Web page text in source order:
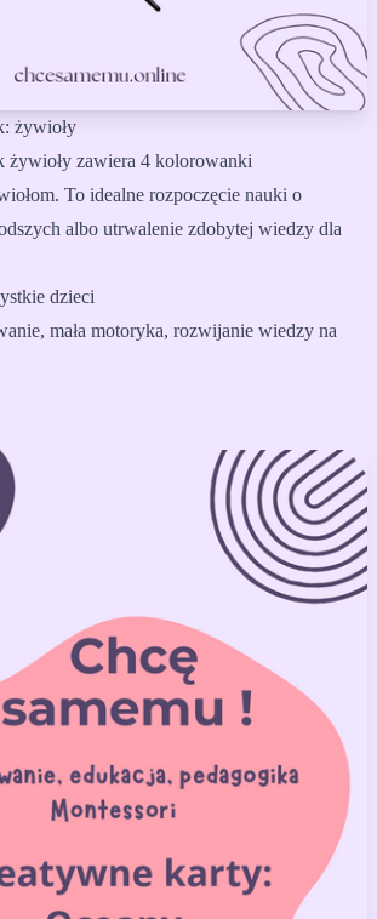
żywioły
żywioły zawiera 4 kolorowanki
To idealne rozpoczęcie nauki o
albo utrwalenie zdobytej wiedzy dla
dzieci
mała motoryka, rozwijanie wiedzy na